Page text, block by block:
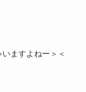
ますよねー＞＜